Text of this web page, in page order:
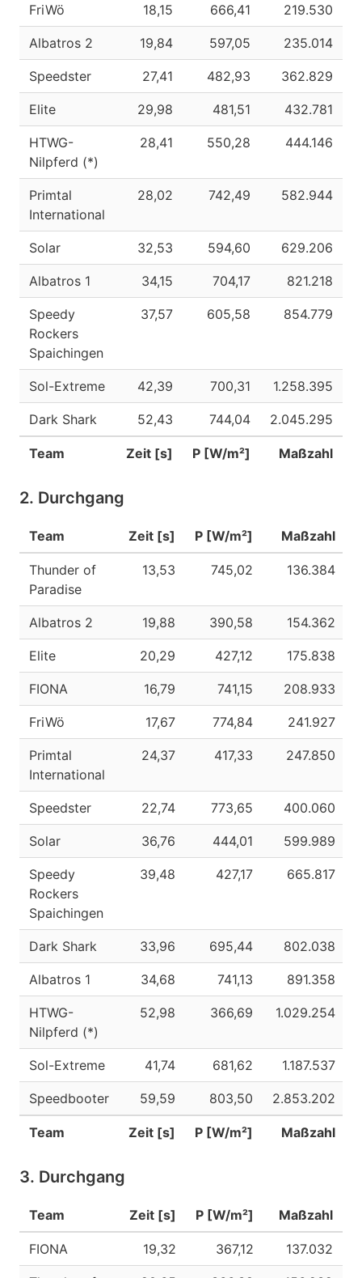
Team Zeit [s] P [W/m²] Maßzahl
FriWö 18,15 666,41 219.530
Albatros 2 19,84 597,05 235.014
Speedster 27,41 482,93 362.829
Elite 29,98 481,51 432.781
HTWG-
Nilpferd (*)
28,41 550,28 444.146
Primtal
International
28,02 742,49 582.944
Solar 32,53 594,60 629.206
Albatros 1 34,15 704,17 821.218
Speedy
Rockers
Spaichingen
37,57 605,58 854.779
Sol-Extreme 42,39 700,31 1.258.395
Dark Shark 52,43 744,04 2.045.295
2. Durchgang
Team Zeit [s] P [W/m²] Maßzahl
Team Zeit [s] P [W/m²] Maßzahl
Thunder of
Paradise
13,53 745,02 136.384
Albatros 2 19,88 390,58 154.362
Elite 20,29 427,12 175.838
FIONA 16,79 741,15 208.933
FriWö 17,67 774,84 241.927
Primtal
International
24,37 417,33 247.850
Speedster 22,74 773,65 400.060
Solar 36,76 444,01 599.989
Speedy
Rockers
Spaichingen
39,48 427,17 665.817
Dark Shark 33,96 695,44 802.038
Albatros 1 34,68 741,13 891.358
HTWG-
Nilpferd (*)
52,98 366,69 1.029.254
Sol-Extreme 41,74 681,62 1.187.537
Speedbooter 59,59 803,50 2.853.202
3. Durchgang
Team Zeit [s] P [W/m²] Maßzahl
FIONA 19,32 367,12 137.032